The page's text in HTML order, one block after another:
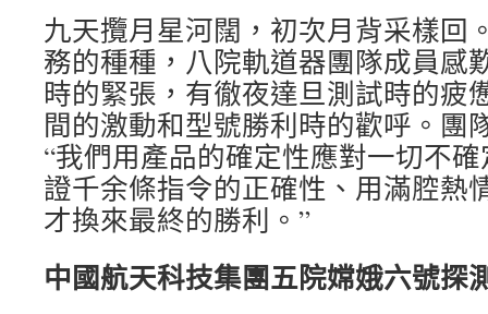
九天攬月星河闊，初次月背采樣回
務的種種，八院軌道器團隊成員感
時的緊張，有徹夜達旦測試時的疲
間的激動和型號勝利時的歡呼。團
“我們用產品的確定性應對一切不
證千余條指令的正確性、用滿腔熱
才換來最終的勝利。”
中國航天科技集團五院嫦娥六號探